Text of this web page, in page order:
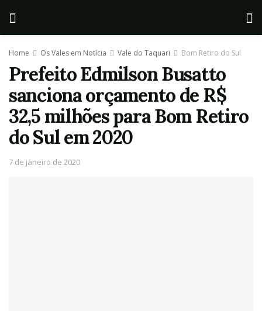
Home Os Vales em Notícia Vale do Taquari Bom Retiro do Sul
Prefeito Edmilson Busatto
sanciona orçamento de R$
32,5 milhões para Bom Retiro
do Sul em 2020
7 de janeiro de 2020